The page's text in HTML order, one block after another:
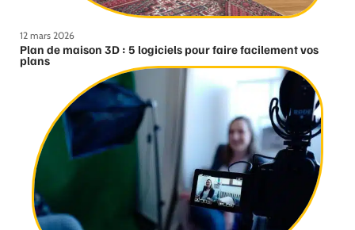
12 mars 2026
Plan de maison 3D : 5 logiciels pour faire facilement vos
plans